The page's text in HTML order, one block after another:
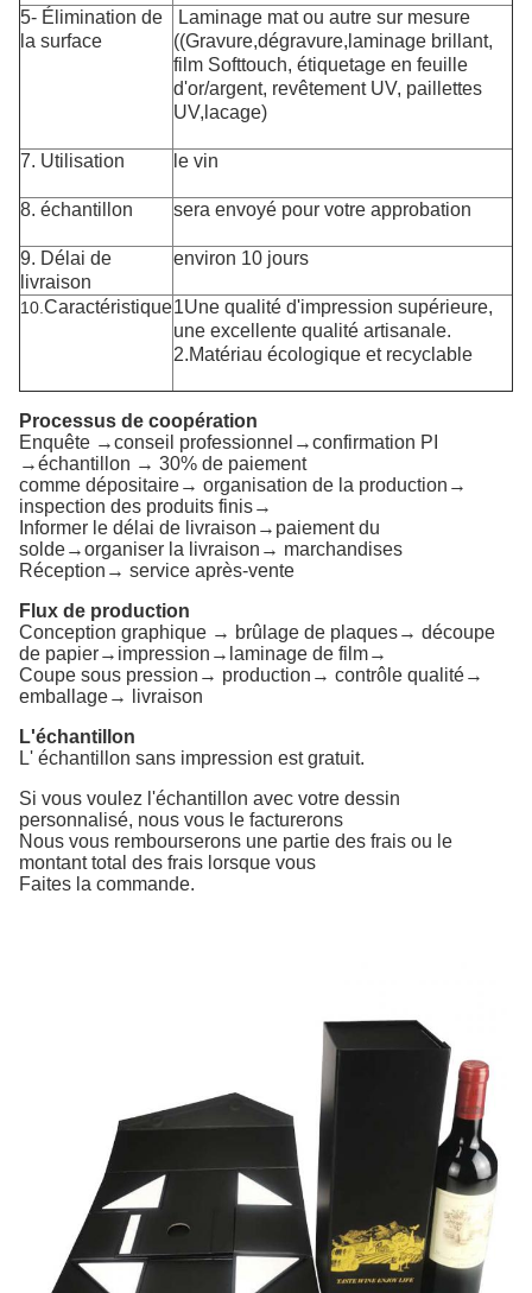
5- Élimination de
la surface
Laminage mat ou autre sur mesure
((Gravure,dégravure,laminage brillant,
film Softtouch, étiquetage en feuille
d'or/argent, revêtement UV, paillettes
UV,lacage)
7. Utilisation le vin
8. échantillon sera envoyé pour votre approbation
9. Délai de
livraison
environ 10 jours
10. Caractéristique1Une qualité d'impression supérieure,
une excellente qualité artisanale.
2.Matériau écologique et recyclable
Processus de coopération
Enquête →conseil professionnel→confirmation PI
→échantillon → 30% de paiement
comme dépositaire→ organisation de la production→
inspection des produits finis→
Informer le délai de livraison→paiement du
solde→organiser la livraison→ marchandises
Réception→ service après-vente
Flux de production
Conception graphique → brûlage de plaques→ découpe
de papier→impression→laminage de film→
Coupe sous pression→ production→ contrôle qualité→
emballage→ livraison
L'échantillon
L' échantillon sans impression est gratuit.
Si vous voulez l'échantillon avec votre dessin
personnalisé, nous vous le facturerons
Nous vous rembourserons une partie des frais ou le
montant total des frais lorsque vous
Faites la commande.